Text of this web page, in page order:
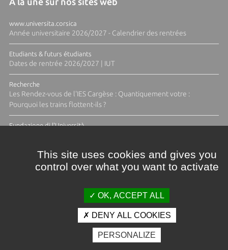
www.universita.corsica
Année universitaire 2026/2027 - Calendrier des rentrées
Etudiants & futurs étudiants
Dates de rentrée 2026/2027 | IUT
Recherche
Les Rendez-vous de l'IES Cargèse : Quantiquement votre :
Pourquoi les trains flottent-ils ?
Fundazione di l'Università
Crédits et mentions légales
Espace presse
Photothèque
This site uses cookies and gives you
control over what you want to activate
OK, ACCEPT ALL
DENY ALL COOKIES
PERSONALIZE